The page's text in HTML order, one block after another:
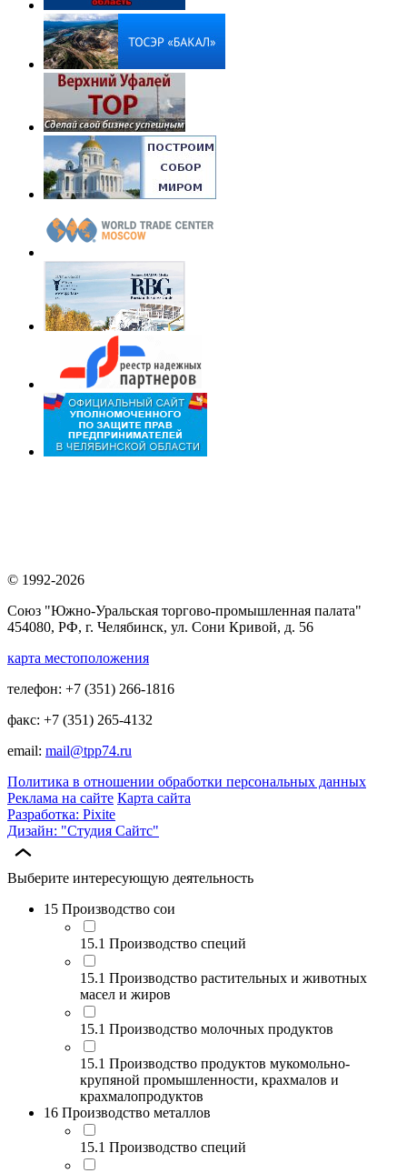
© 1992-2026
Союз "Южно-Уральская торгово-промышленная палата"
454080, РФ, г. Челябинск, ул. Сони Кривой, д. 56
карта местоположения
телефон: +7 (351) 266-1816
факс: +7 (351) 265-4132
email: mail@tpp74.ru
Политика в отношении обработки персональных данных
Реклама на сайте Карта сайта
Разработка: Pixite
Дизайн: "Студия Сайтс"
Выберите интересующую деятельность
15 Производство сои
15.1 Производство специй
15.1 Производство растительных и животных
масел и жиров
15.1 Производство молочных продуктов
15.1 Производство продуктов мукомольно-
крупяной промышленности, крахмалов и
крахмалопродуктов
16 Производство металлов
15.1 Производство специй